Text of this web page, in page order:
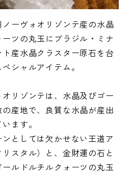
ーヴォオリゾンテ産の水晶
ツの丸玉にブラジル・ミナ
産水晶クラスター原石を台
シャルアイテム。
リゾンテは、水晶及びゴー
産地で、良質な水晶が産出
ます。
としては欠かせない王道ア
スタル）と、金財運の石と
ルドルチルクォーツの丸玉